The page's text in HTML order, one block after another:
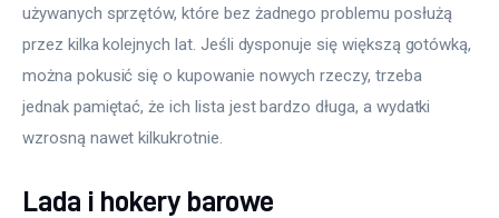
używanych sprzętów, które bez żadnego problemu posłużą
przez kilka kolejnych lat. Jeśli dysponuje się większą gotówką,
można pokusić się o kupowanie nowych rzeczy, trzeba
jednak pamiętać, że ich lista jest bardzo długa, a wydatki
wzrosną nawet kilkukrotnie.
Lada i hokery barowe